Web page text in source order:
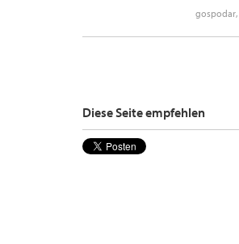
gospodar,
Diese Seite empfehlen